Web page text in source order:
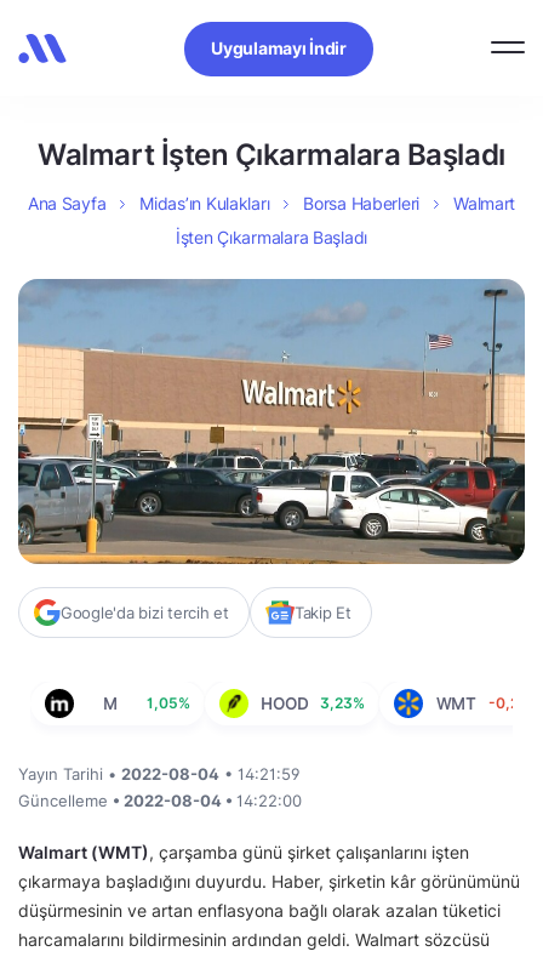
Uygulamayı İndir
Walmart İşten Çıkarmalara Başladı
Ana Sayfa Midas’ın Kulakları Borsa Haberleri
Walmart
İşten Çıkarmalara Başladı
Google'da bizi tercih et Takip Et
M 1,05% HOOD 3,23% WMT -0,26%
Yayın Tarihi • 2022-08-04 • 14:21:59
Güncelleme • 2022-08-04 • 14:22:00
Walmart (WMT), çarşamba günü şirket çalışanlarını işten
çıkarmaya başladığını duyurdu. Haber, şirketin kâr görünümünü
düşürmesinin ve artan enflasyona bağlı olarak azalan tüketici
harcamalarını bildirmesinin ardından geldi. Walmart sözcüsü